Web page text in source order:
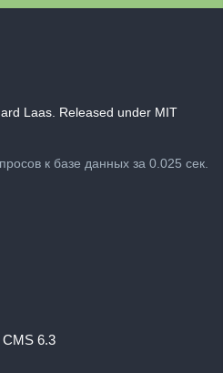
Laas. Released under MIT
к базе данных за 0.025 сек.
6.3